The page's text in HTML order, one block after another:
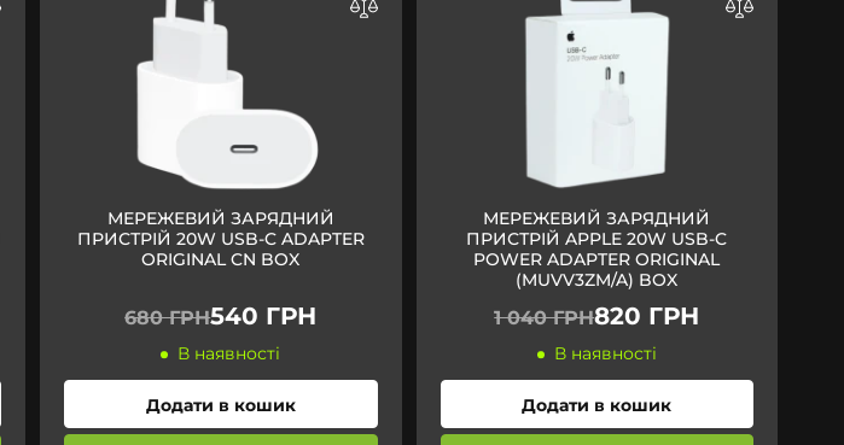
МЕРЕЖЕВИЙ ЗАРЯДНИЙ
ПРИСТРІЙ 20W USB-C ADAPTER
ORIGINAL CN BOX
680 ГРН540 ГРН
В наявності
Додати в кошик
МЕРЕЖЕВИЙ ЗАРЯДНИЙ
ПРИСТРІЙ APPLE 20W USB-C
POWER ADAPTER ORIGINAL
(MUVV3ZM/A) BOX
1 040 ГРН820 ГРН
В наявності
Додати в кошик